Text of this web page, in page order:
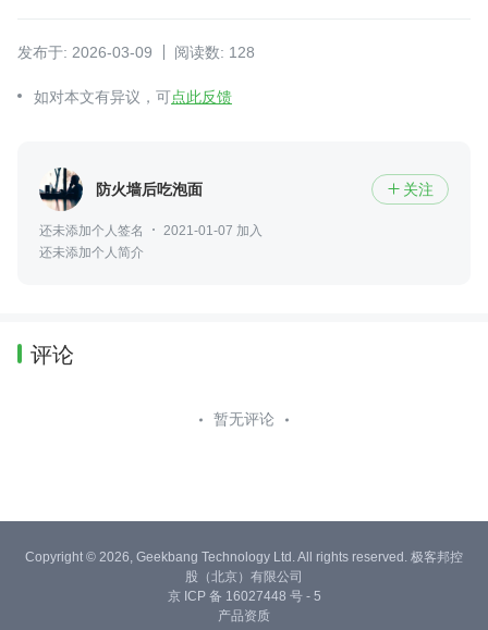
发布于: 2026-03-09 阅读数: 128
如对本文有异议，可点此反馈
防火墙后吃泡面  关注
还未添加个人签名
2021-01-07 加入
还未添加个人简介
评论
暂无评论
Copyright © 2026, Geekbang Technology Ltd. All rights reserved. 极客邦控
股（北京）有限公司
京 ICP 备 16027448 号 - 5
产品资质